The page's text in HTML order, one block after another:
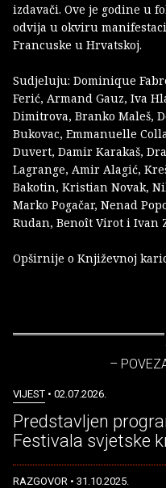
izdavači. Ove je godine u
odvija u okviru
Francuske u Hrvatskoj.
Sudjeluju: Dominique
Ferić, Armand Gauz, Iva
Dimitrova, Branko Maleš,
Bukovac, Emmanuelle
Duvert, Damir Karakaš,
Lagrange, Amir Alagić,
Bakotin, Kristian Novak,
Marko Pogačar, Nenad
Rudan, Benoît Virot i Ivan
Opširnije o Književnoj
–
VIJEST • 02.07.2026.
Predstavljen
Festivala svjetske
RAZGOVOR • 31.10.2025.